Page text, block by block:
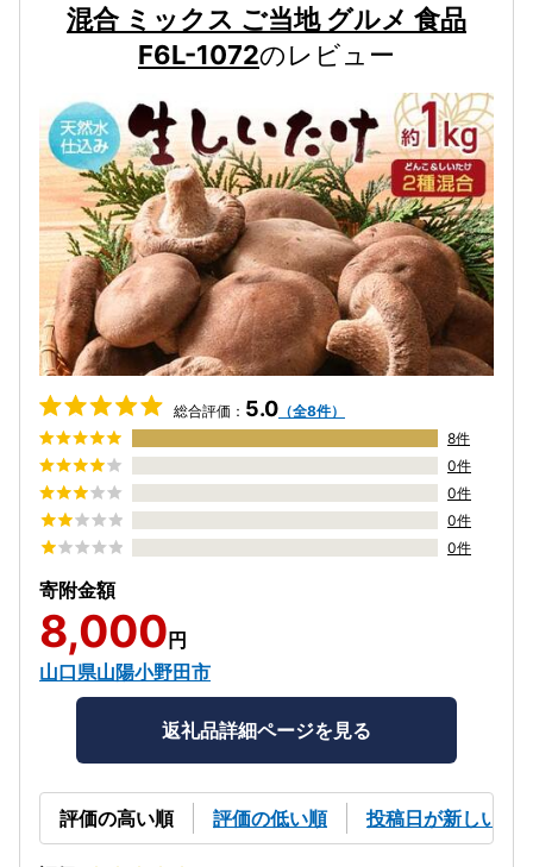
混合 ミックス ご当地 グルメ 食品
F6L-1072のレビュー
総合評価： 5.0 （全8件）
8件
0件
0件
0件
0件
寄附金額
8,000円
山口県山陽小野田市
返礼品詳細ページを見る
評価の高い順 評価の低い順 投稿日が新しい順